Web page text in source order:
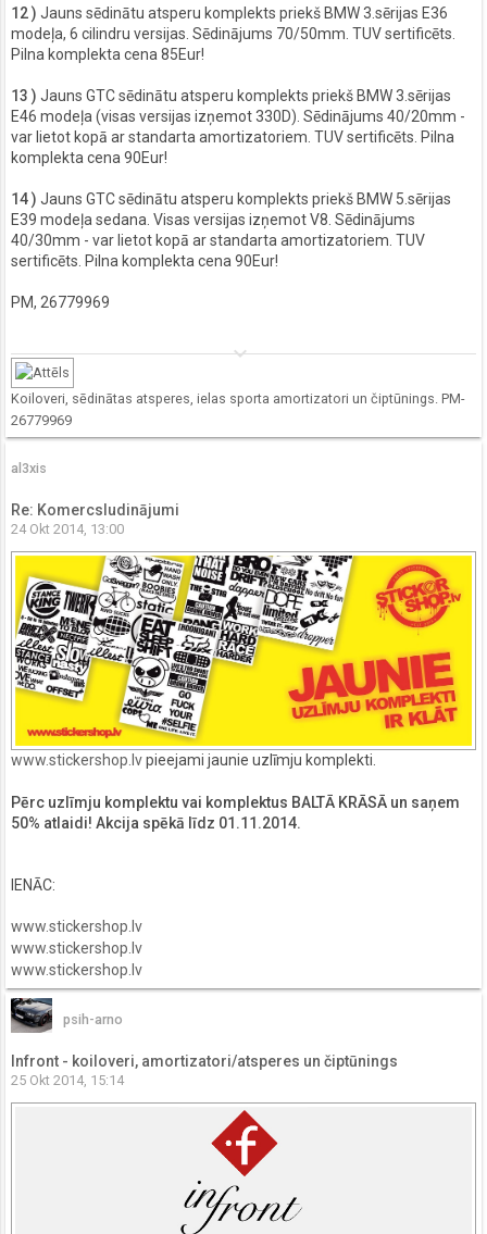
12 ) Jauns sēdinātu atsperu komplekts priekš BMW 3.sērijas E36
modeļa, 6 cilindru versijas. Sēdinājums 70/50mm. TUV sertificēts.
Pilna komplekta cena 85Eur!
13 ) Jauns GTC sēdinātu atsperu komplekts priekš BMW 3.sērijas
E46 modeļa (visas versijas izņemot 330D). Sēdinājums 40/20mm -
var lietot kopā ar standarta amortizatoriem. TUV sertificēts. Pilna
komplekta cena 90Eur!
14 ) Jauns GTC sēdinātu atsperu komplekts priekš BMW 5.sērijas
E39 modeļa sedana. Visas versijas izņemot V8. Sēdinājums
40/30mm - var lietot kopā ar standarta amortizatoriem. TUV
sertificēts. Pilna komplekta cena 90Eur!
PM, 26779969
keyboard_arrow_down
Koiloveri, sēdinātas atsperes, ielas sporta amortizatori un čiptūnings. PM-
26779969
al3xis
Re: Komercsludinājumi
24 Okt 2014, 13:00
www.stickershop.lvpieejami jaunie uzlīmju komplekti.
Pērc uzlīmju komplektu vai komplektus BALTĀ KRĀSĀ un saņem
50% atlaidi! Akcija spēkā līdz 01.11.2014.
IENĀC:
www.stickershop.lv
www.stickershop.lv
www.stickershop.lv
psih-arno
Infront - koiloveri, amortizatori/atsperes un čiptūnings
25 Okt 2014, 15:14